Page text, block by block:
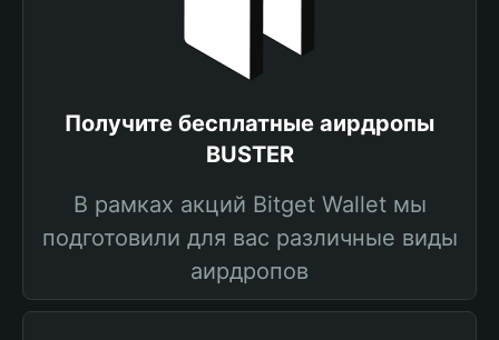
Получите бесплатные аирдропы
BUSTER
В рамках акций Bitget Wallet мы
подготовили для вас различные виды
аирдропов